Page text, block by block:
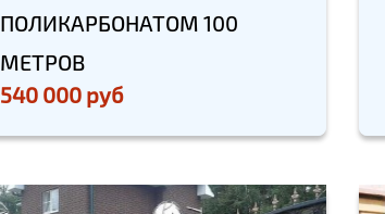
ПОЛИКАРБОНАТОМ 100
МЕТРОВ
540 000 руб